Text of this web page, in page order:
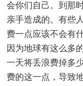
会你们自己。到那
亲手造成的。有些
费一点应该不会有
因为地球有这么多
一天将丢浪费掉多
费的这一点，导致